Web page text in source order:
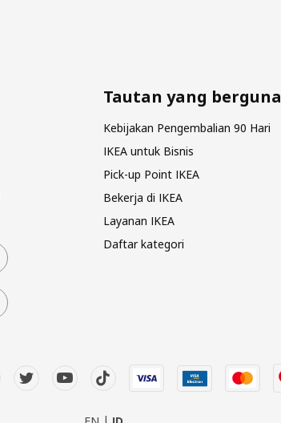
Tautan yang berguna
Kebijakan Pengembalian 90 Hari
IKEA untuk Bisnis
Pick-up Point IKEA
Bekerja di IKEA
Layanan IKEA
Daftar kategori